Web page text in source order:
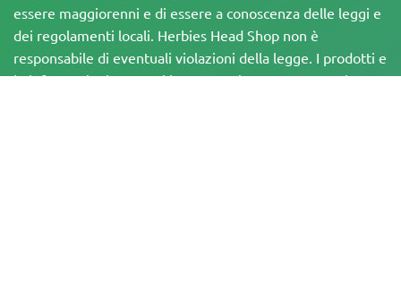
essere maggiorenni e di essere a conoscenza delle leggi e
dei regolamenti locali. Herbies Head Shop non è
responsabile di eventuali violazioni della legge. I prodotti e
le informazioni presenti in questo sito non sono stati